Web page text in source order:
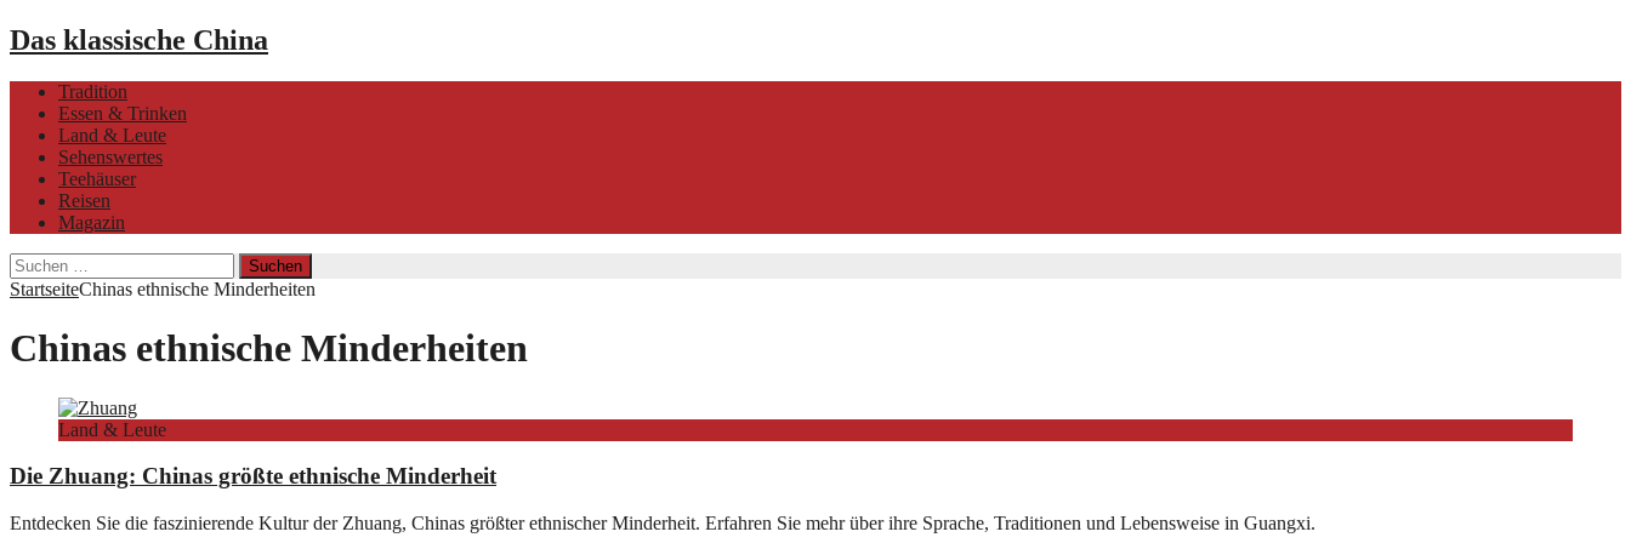
Das klassische China
Tradition
Essen & Trinken
Land & Leute
Sehenswertes
Teehäuser
Reisen
Magazin
Suchen
nach:
StartseiteChinas ethnische Minderheiten
Chinas ethnische Minderheiten
Land & Leute
Die Zhuang: Chinas größte ethnische Minderheit
Entdecken Sie die faszinierende Kultur der Zhuang, Chinas größter ethnischer Minderheit. Erfahren Sie mehr über ihre Sprache, Traditionen und Lebensweise in Guangxi.